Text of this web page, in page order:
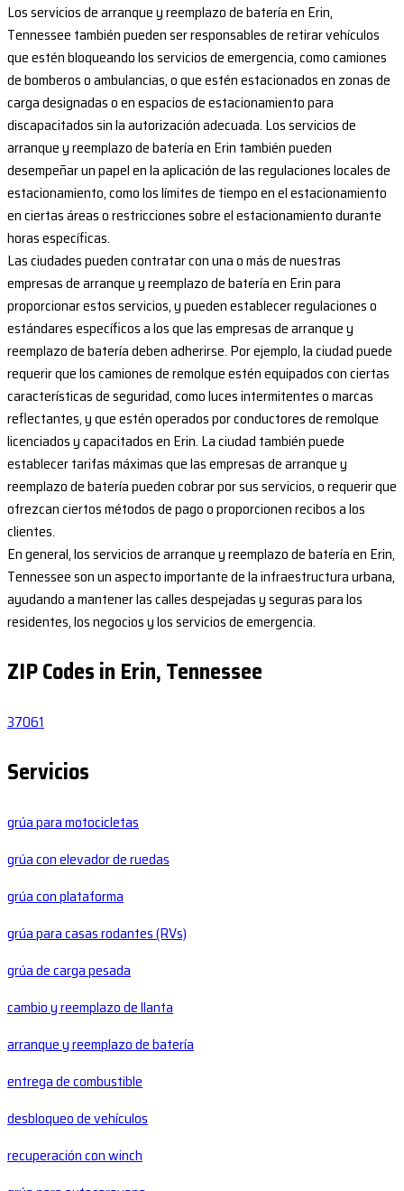
Los servicios de arranque y reemplazo de batería en Erin,
Tennessee también pueden ser responsables de retirar vehículos
que estén bloqueando los servicios de emergencia, como camiones
de bomberos o ambulancias, o que estén estacionados en zonas de
carga designadas o en espacios de estacionamiento para
discapacitados sin la autorización adecuada. Los servicios de
arranque y reemplazo de batería en Erin también pueden
desempeñar un papel en la aplicación de las regulaciones locales de
estacionamiento, como los límites de tiempo en el estacionamiento
en ciertas áreas o restricciones sobre el estacionamiento durante
horas específicas.
Las ciudades pueden contratar con una o más de nuestras
empresas de arranque y reemplazo de batería en Erin para
proporcionar estos servicios, y pueden establecer regulaciones o
estándares específicos a los que las empresas de arranque y
reemplazo de batería deben adherirse. Por ejemplo, la ciudad puede
requerir que los camiones de remolque estén equipados con ciertas
características de seguridad, como luces intermitentes o marcas
reflectantes, y que estén operados por conductores de remolque
licenciados y capacitados en Erin. La ciudad también puede
establecer tarifas máximas que las empresas de arranque y
reemplazo de batería pueden cobrar por sus servicios, o requerir que
ofrezcan ciertos métodos de pago o proporcionen recibos a los
clientes.
En general, los servicios de arranque y reemplazo de batería en Erin,
Tennessee son un aspecto importante de la infraestructura urbana,
ayudando a mantener las calles despejadas y seguras para los
residentes, los negocios y los servicios de emergencia.
ZIP Codes in Erin, Tennessee
37061
Servicios
grúa para motocicletas
grúa con elevador de ruedas
grúa con plataforma
grúa para casas rodantes (RVs)
grúa de carga pesada
cambio y reemplazo de llanta
arranque y reemplazo de batería
entrega de combustible
desbloqueo de vehículos
recuperación con winch